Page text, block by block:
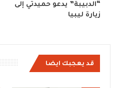
“الدبيبة” يدعو حميدتي إلى
زيارة ليبيا
قد يعجبك ايضا